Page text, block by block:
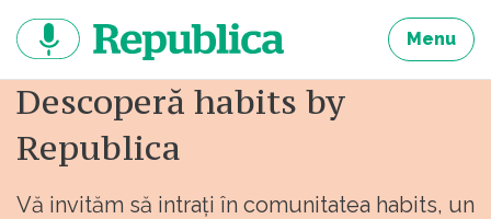
continut
Menu
Descoperă habits by
Republica
Vă invităm să intrați în comunitatea habits, un